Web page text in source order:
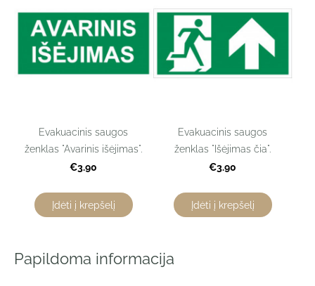
Papildoma informacija
Evakuacinis saugos
ženklas "Avarinis išėjimas".
€3.90
Įdėti į krepšelį
Evakuacinis saugos
ženklas "Išėjimas čia".
€3.90
Įdėti į krepšelį